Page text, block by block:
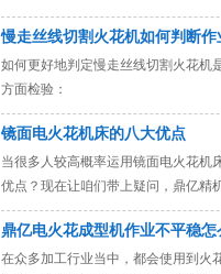
慢走丝线切割火花机如何判断
如何更好地判定慢走丝线切割火花机
方面检验：
镜面电火花机床的八大优点
当很多人较高概率运用镜面电火花机
优点？现在让咱们带上疑问，鼎亿精
鼎亿电火花成型机作业不平稳怎
在众多加工行业当中，都会使用到火